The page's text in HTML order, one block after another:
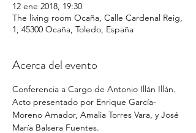
12 ene 2018, 19:30
The living room Ocaña, Calle Cardenal Reig,
1, 45300 Ocaña, Toledo, España
Acerca del evento
Conferencia a Cargo de Antonio Illán Illán.
Acto presentado por Enrique García-
Moreno Amador, Amalia Torres Vara, y José
María Balsera Fuentes.